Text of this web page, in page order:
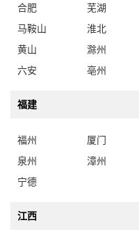
合肥 芜湖
马鞍山
淮北
黄山
滁州
六安
亳州
福建
福州 厦门
泉州
漳州
宁德
江西